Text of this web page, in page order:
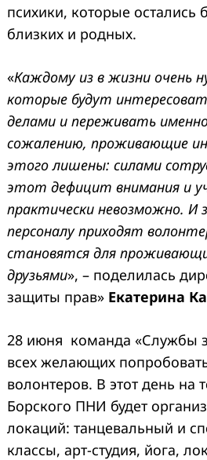
психики, которые остались
близких и родных.
«Каждому из в жизни очень
которые будут
делами и переживать
сожалению, проживающие
этого лишены: силами
этот дефицит внимания и
практически невозможно. И
персоналу приходят
становятся для
друзьями», – поделилась
защиты прав» Екатерина
28 июня команда «Службы
всех желающих
волонтеров. В этот день на
Борского ПНИ будет
локаций: танцевальный и
классы, арт-студия, йога,